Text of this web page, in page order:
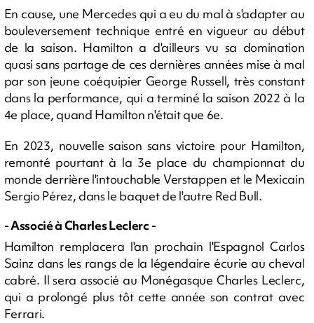
En cause, une Mercedes qui a eu du mal à s'adapter au
bouleversement technique entré en vigueur au début
de la saison. Hamilton a d'ailleurs vu sa domination
quasi sans partage de ces dernières années mise à mal
par son jeune coéquipier George Russell, très constant
dans la performance, qui a terminé la saison 2022 à la
4e place, quand Hamilton n'était que 6e.
En 2023, nouvelle saison sans victoire pour Hamilton,
remonté pourtant à la 3e place du championnat du
monde derrière l'intouchable Verstappen et le Mexicain
Sergio Pérez, dans le baquet de l'autre Red Bull.
- Associé à Charles Leclerc -
Hamilton remplacera l'an prochain l'Espagnol Carlos
Sainz dans les rangs de la légendaire écurie au cheval
cabré. Il sera associé au Monégasque Charles Leclerc,
qui a prolongé plus tôt cette année son contrat avec
Ferrari.